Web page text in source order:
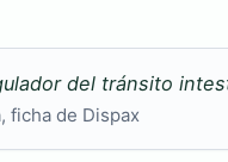
del tránsito
ficha de Dispax